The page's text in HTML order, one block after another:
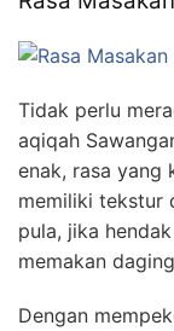
Tidak perlu
aqiqah
enak, rasa yang
memiliki tekstur
pula, jika
memakan
Dengan